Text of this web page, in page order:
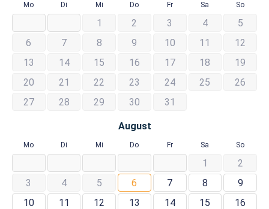
Mo Di Mi Do Fr Sa So
1 2 3 4
5
6
7 8 9 10 11
12
13
14 15 16 17 18
19
20
21 22 23 24 25
26
27
28 29 30 31
August
Mo Di Mi Do Fr Sa So
1
2
3
4 5 6 7 8
9
10
11 12 13 14 15
16